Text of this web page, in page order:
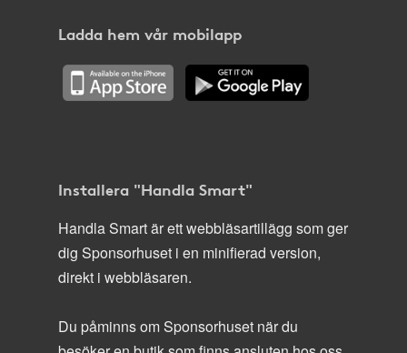
Ladda hem vår mobilapp
Installera "Handla Smart"
Handla Smart är ett webbläsartillägg som ger
dig Sponsorhuset i en minifierad version,
direkt i webbläsaren.
Du påminns om Sponsorhuset när du